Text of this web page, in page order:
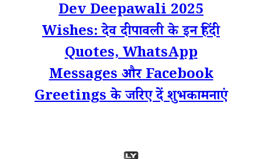
Dev Deepawali 2025
Wishes: देव दीपावली के इन हिंदी
Quotes, WhatsApp
Messages और Facebook
Greetings के जरिए दें शुभकामनाएं